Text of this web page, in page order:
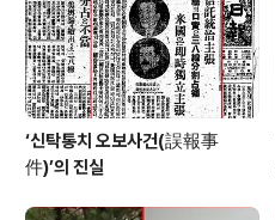
‘신탁통치 오보사건(誤報事
件)’의 진실